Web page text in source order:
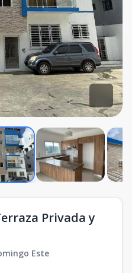
Privada y
Este